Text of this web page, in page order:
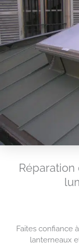
Faites confiance
lanterneaux